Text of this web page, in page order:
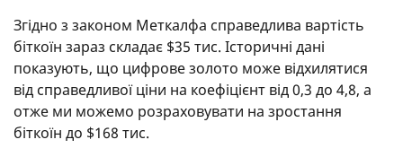
Згідно з законом Меткалфа справедлива вартість
біткоїн зараз складає $35 тис. Історичні дані
показують, що цифрове золото може відхилятися
від справедливої ціни на коефіцієнт від 0,3 до 4,8, а
отже ми можемо розраховувати на зростання
біткоїн до $168 тис.